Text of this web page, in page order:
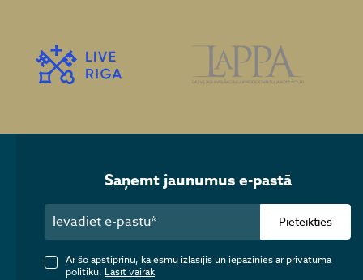
Saņemt jaunumus e-pastā
Pieteikties
Ar šo apstiprinu, ka esmu izlasījis un iepazinies ar privātuma
politiku. Lasīt vairāk